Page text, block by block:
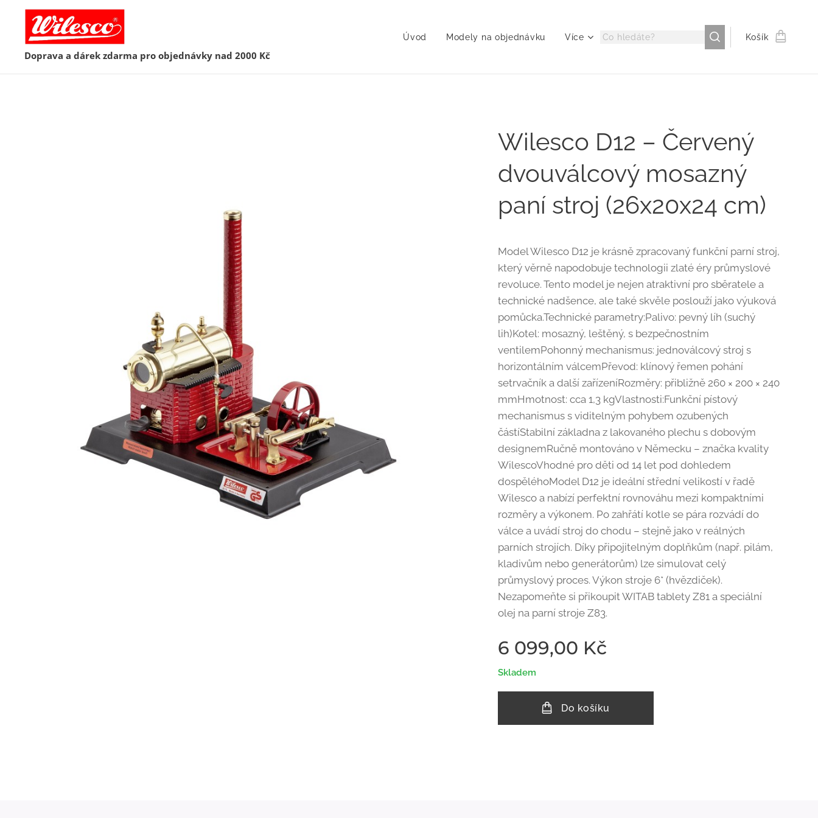
Doprava a dárek zdarma pro objednávky nad 2000 Kč
Úvod Modely na objednávku Více Košík
Wilesco D12 – Červený
dvouválcový mosazný
paní stroj (26x20x24 cm)
Model Wilesco D12 je krásně zpracovaný funkční parní stroj,
který věrně napodobuje technologii zlaté éry průmyslové
revoluce. Tento model je nejen atraktivní pro sběratele a
technické nadšence, ale také skvěle poslouží jako výuková
pomůcka.Technické parametry:Palivo: pevný líh (suchý
lih)Kotel: mosazný, leštěný, s bezpečnostním
ventilemPohonný mechanismus: jednoválcový stroj s
horizontálním válcemPřevod: klínový řemen pohání
setrvačník a další zařízeníRozměry: přibližně 260 × 200 × 240
mmHmotnost: cca 1,3 kgVlastnosti:Funkční pístový
mechanismus s viditelným pohybem ozubených
částíStabilní základna z lakovaného plechu s dobovým
designemRučně montováno v Německu – značka kvality
WilescoVhodné pro děti od 14 let pod dohledem
dospěléhoModel D12 je ideální střední velikostí v řadě
Wilesco a nabízí perfektní rovnováhu mezi kompaktními
rozměry a výkonem. Po zahřátí kotle se pára rozvádí do
válce a uvádí stroj do chodu – stejně jako v reálných
parních strojích. Díky připojitelným doplňkům (např. pilám,
kladivům nebo generátorům) lze simulovat celý
průmyslový proces. Výkon stroje 6* (hvězdiček).
Nezapomeňte si přikoupit WITAB tablety Z81 a speciální
olej na parní stroje Z83.
6 099,00 Kč
Skladem
Do košíku